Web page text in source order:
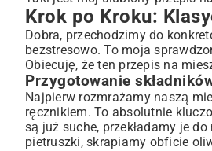
Krok po Kroku:
Dobra, przechodzimy do
bezstresowo. To moja
Obiecuję, że ten przepis na
Przygotowanie
Najpierw rozmrażamy naszą
ręcznikiem. To absolutnie
są już suche, przekładamy je
pietruszki, skrapiamy obficie